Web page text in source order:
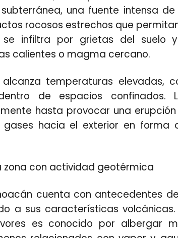
una fuente intensa
rocosos estrechos que
se infiltra por grietas del suelo
calientes o magma cercano.
temperaturas elevadas,
de espacios confinados.
hasta provocar una
gases hacia el exterior en forma
zona con actividad geotérmica
cuenta con antecedentes
a sus características volcánicas.
es conocido por albergar